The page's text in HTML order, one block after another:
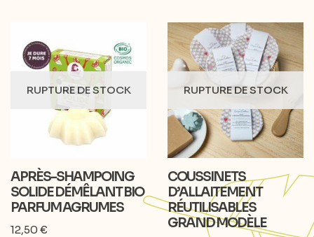
RUPTURE DE STOCK
APRÈS-SHAMPOING
SOLIDE DÉMÊLANT BIO
PARFUM AGRUMES
12,50€
RUPTURE DE STOCK
COUSSINETS
D’ALLAITEMENT
RÉUTILISABLES
GRAND MODÈLE